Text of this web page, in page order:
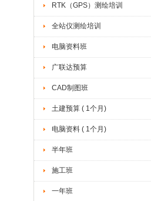
RTK（GPS）测绘培训
全站仪测绘培训
电脑资料班
广联达预算
CAD制图班
土建预算 ( 1个月)
电脑资料 ( 1个月)
半年班
施工班
一年班